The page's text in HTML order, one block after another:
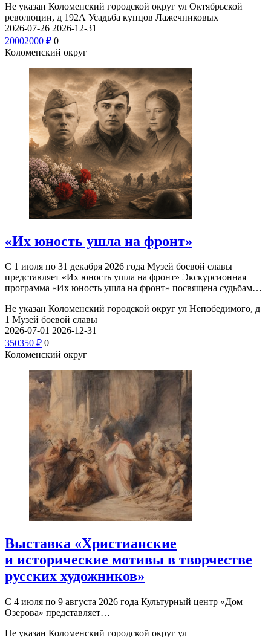
Не указан Коломенский городской округ ул Октябрьской
революции, д 192А Усадьба купцов Лажечниковых
2026-07-26 2026-12-31
20002000 ₽ 0
Коломенский округ
«Их юность ушла на фронт»
С 1 июля по 31 декабря 2026 года Музей боевой славы
представляет «Их юность ушла на фронт» Экскурсионная
программа «Их юность ушла на фронт» посвящена судьбам…
Не указан Коломенский городской округ ул Непобедимого, д
1 Музей боевой славы
2026-07-01 2026-12-31
350350 ₽ 0
Коломенский округ
Выставка «Христианские
и исторические мотивы в творчестве
русских художников»
С 4 июля по 9 августа 2026 года Культурный центр «Дом
Озерова» представляет…
Не указан Коломенский городской округ ул